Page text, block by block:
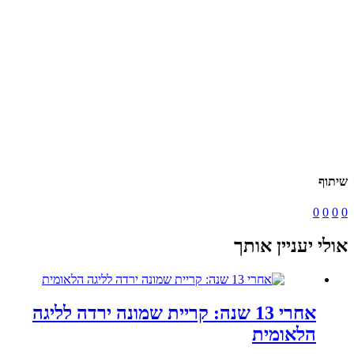
שיתוף
0
0
0
0
אולי יעניין אותך
אחרי 13 שנה: קריית שמונה ירדה לליגה
הלאומית